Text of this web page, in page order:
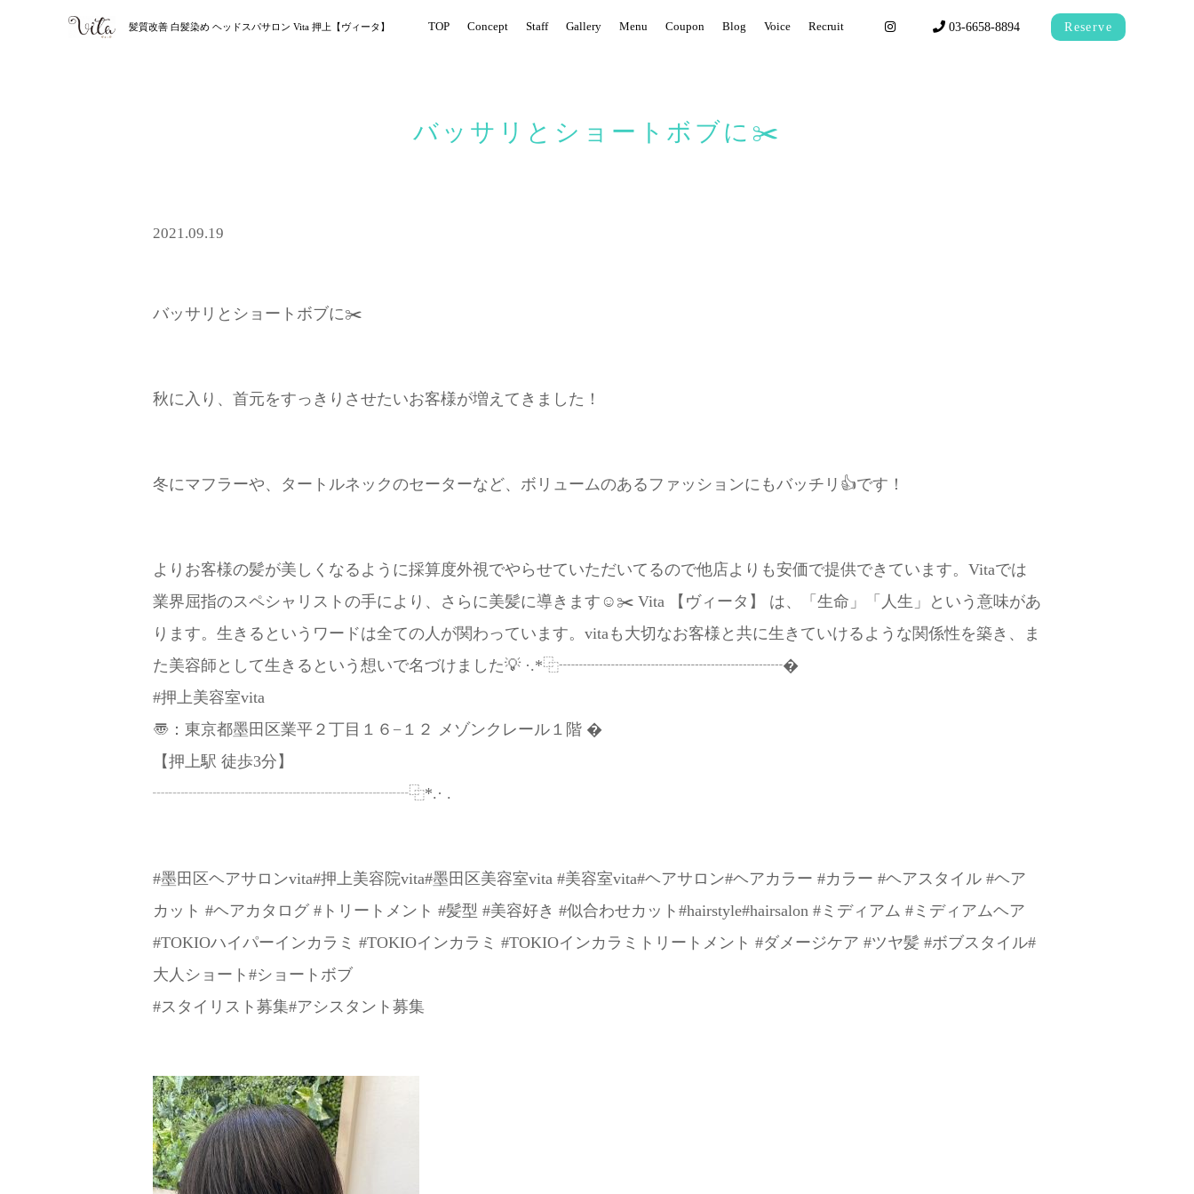
髪質改善 白髪染め ヘッドスパサロン Vita 押上【ヴィータ】 TOP Concept Staff Gallery Menu Coupon Blog Voice Recruit 03-6658-8894 Reserve
バッサリとショートボブに✂️
2021.09.19
バッサリとショートボブに✂️
秋に入り、首元をすっきりさせたいお客様が増えてきました！
冬にマフラーや、タートルネックのセーターなど、ボリュームのあるファッションにもバッチリ👍です！
よりお客様の髪が美しくなるように採算度外視でやらせていただいてるので他店よりも安価で提供できています。Vitaでは
業界屈指のスペシャリストの手により、さらに美髪に導きます☺️✂️ Vita 【ヴィータ】 は、「生命」「人生」という意味があ
ります。生きるというワードは全ての人が関わっています。vitaも大切なお客様と共に生きていけるような関係性を築き、ま
た美容師として生きるという想いで名づけました💡 ·.*⿻┈┈┈┈┈┈┈┈┈┈┈┈┈┈�
#押上美容室vita
〠：東京都墨田区業平２丁目１６−１２ メゾンクレール１階 �
【押上駅 徒歩3分】
┈┈┈┈┈┈┈┈┈┈┈┈┈┈┈┈⿻*.· .
#墨田区ヘアサロンvita#押上美容院vita#墨田区美容室vita #美容室vita#ヘアサロン#ヘアカラー #カラー #ヘアスタイル #ヘア
カット #ヘアカタログ #トリートメント #髪型 #美容好き #似合わせカット#hairstyle#hairsalon #ミディアム #ミディアムヘア
#TOKIOハイパーインカラミ #TOKIOインカラミ #TOKIOインカラミトリートメント #ダメージケア #ツヤ髪 #ボブスタイル#
大人ショート#ショートボブ
#スタイリスト募集#アシスタント募集